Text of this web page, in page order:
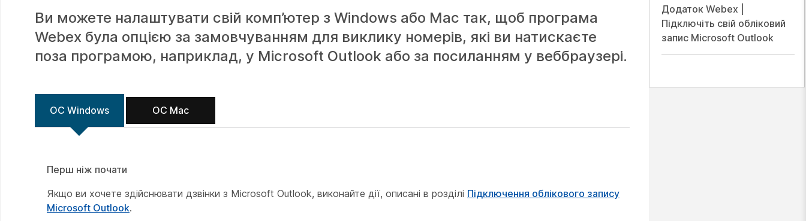
Ви можете налаштувати свій комп’ютер з Windows або Mac так, щоб програма
Webex була опцією за замовчуванням для виклику номерів, які ви натискаєте
поза програмою, наприклад, у Microsoft Outlook або за посиланням у веббраузері.
ОС Windows ОС Mac
Перш ніж почати
Якщо ви хочете здійснювати дзвінки з Microsoft Outlook, виконайте дії, описані в розділі Підключення облікового запису
Microsoft Outlook.
Додаток Webex |
Підключіть свій обліковий
запис Microsoft Outlook